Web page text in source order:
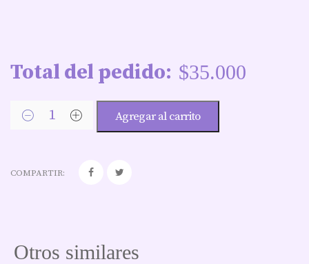
Total del pedido: $35.000
Agregar al carrito
COMPARTIR:
Otros similares